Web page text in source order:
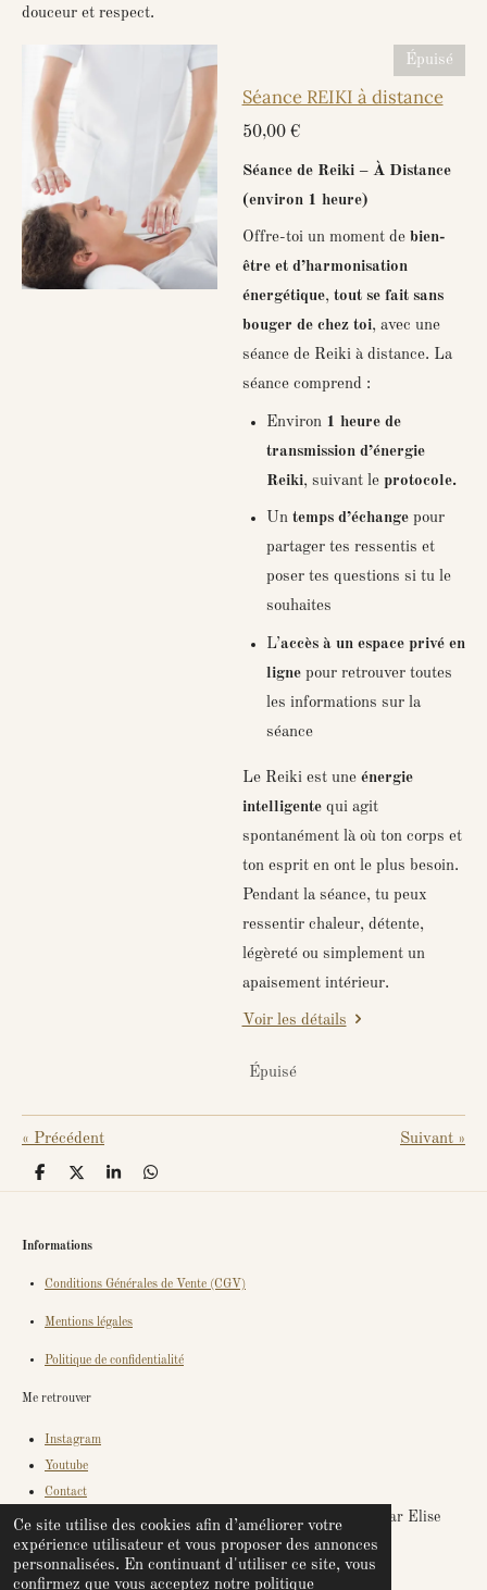
Ce site utilise des cookies afin d’améliorer votre
expérience utilisateur et vous proposer des annonces
personnalisées. En continuant d'utiliser ce site, vous
confirmez que vous acceptez notre politique
douceur et respect.
Épuisé
Séance REIKI à distance
50,00 €
Séance de Reiki – À Distance
(environ 1 heure)
Offre-toi un moment de bien-
être et d’harmonisation
énergétique, tout se fait sans
bouger de chez toi, avec une
séance de Reiki à distance. La
séance comprend :
Environ 1 heure de
transmission d’énergie
Reiki, suivant le protocole.
Un temps d’échange pour
partager tes ressentis et
poser tes questions si tu le
souhaites
L’accès à un espace privé en
ligne pour retrouver toutes
les informations sur la
séance
Le Reiki est une énergie
intelligentequi agit
spontanément là où ton corps et
ton esprit en ont le plus besoin.
Pendant la séance, tu peux
ressentir chaleur, détente,
légèreté ou simplement un
apaisement intérieur.
Voir les détails
Épuisé
« Précédent Suivant »
P
a
a
P
a
a
e
r
P
a
e
r
P
a
r
Informations
Conditions Générales de Vente (CGV)
Mentions légales
Politique de confidentialité
Me retrouver
Instagram
Youtube
Contact
© 2021 - 2026 Ma Bulle d'énergie - Créé avec douceur par Elise
Propulsé parWebador